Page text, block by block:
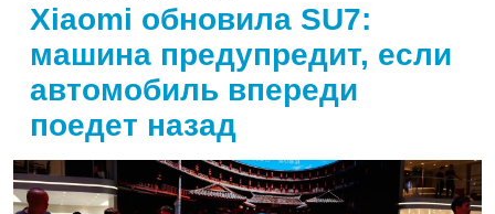
Xiaomi обновила SU7:
машина предупредит, если
автомобиль впереди
поедет назад